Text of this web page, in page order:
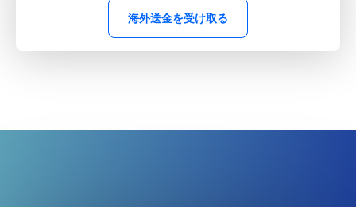
海外送金を受け取る